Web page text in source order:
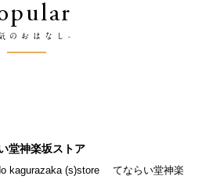
のおはなし-
堂神楽坂ストア
kagurazaka (s)store てならい堂神楽